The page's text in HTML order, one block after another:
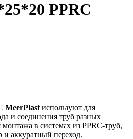
PPRС
MeerPlast используют для
и соединения труб разных
в системах из PPRC-труб,
и аккуратный переход.